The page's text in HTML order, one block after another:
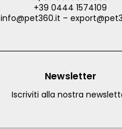
+39 0444 1574109
info@pet360.it –
Newsletter
Iscriviti alla nostra